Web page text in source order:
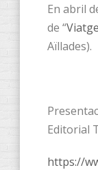
En abril
de “
Aïllades).
Editorial
https://